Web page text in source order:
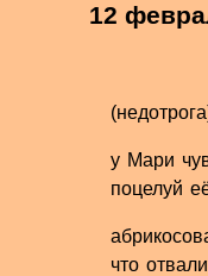
12
у Мари
поцелуй
что